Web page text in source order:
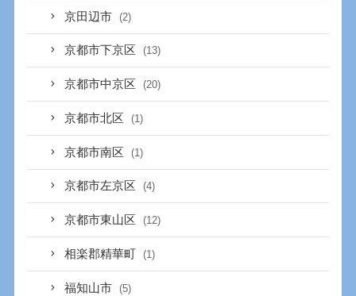
京田辺市 (2)
京都市下京区 (13)
京都市中京区 (20)
京都市北区 (1)
京都市南区 (1)
京都市左京区 (4)
京都市東山区 (12)
相楽郡精華町 (1)
福知山市 (5)